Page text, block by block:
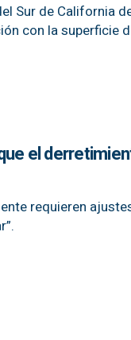
Sur de California
con la superficie
el
requieren